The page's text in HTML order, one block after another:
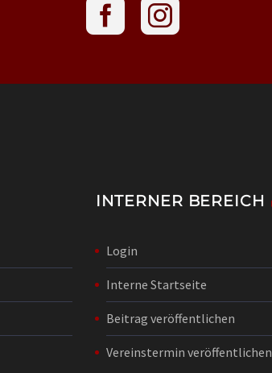
INTERNER BEREICH
Login
Interne Startseite
Beitrag veröffentlichen
Vereinstermin veröffentlichen